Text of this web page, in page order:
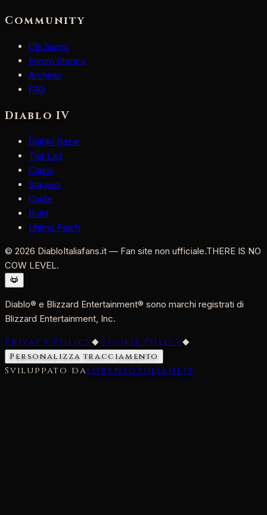
Community
Chi Siamo
Forum Storico
Archivio
FAQ
Diablo IV
Diablo Bazar
Tier List
Classi
Stagioni
Guide
Build
Ultima Patch
© 2026 DiabloItaliafans.it — Fan site non ufficiale.THERE IS NO
COW LEVEL.
Diablo® e Blizzard Entertainment® sono marchi registrati di
Blizzard Entertainment, Inc.
Privacy Policy◆Cookie Policy◆
Personalizza tracciamento
Sviluppato dalorenzozuliani.it